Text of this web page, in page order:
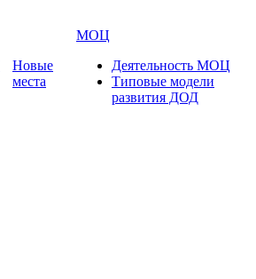
Новые
места
МОЦ
Деятельность МОЦ
Типовые модели
развития ДОД